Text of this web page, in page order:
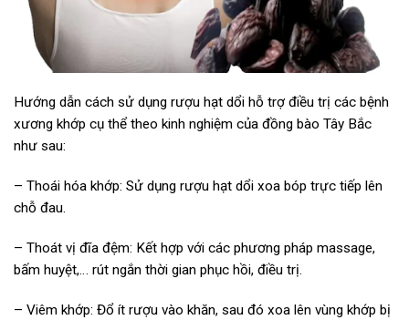
Hướng dẫn cách sử dụng rượu hạt dổi hỗ trợ điều trị các bệnh
xương khớp cụ thể theo kinh nghiệm của đồng bào Tây Bắc
như sau:
– Thoái hóa khớp: Sử dụng rượu hạt dổi xoa bóp trực tiếp lên
chỗ đau.
– Thoát vị đĩa đệm: Kết hợp với các phương pháp massage,
bấm huyệt,… rút ngắn thời gian phục hồi, điều trị.
– Viêm khớp: Đổ ít rượu vào khăn, sau đó xoa lên vùng khớp bị